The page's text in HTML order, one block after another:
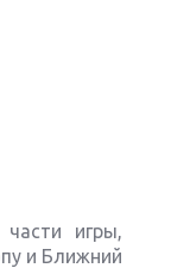
игры,
и Ближний